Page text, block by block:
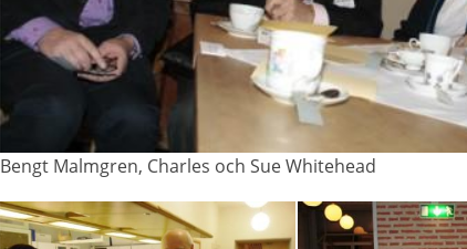
Bengt Malmgren, Charles och Sue Whitehead